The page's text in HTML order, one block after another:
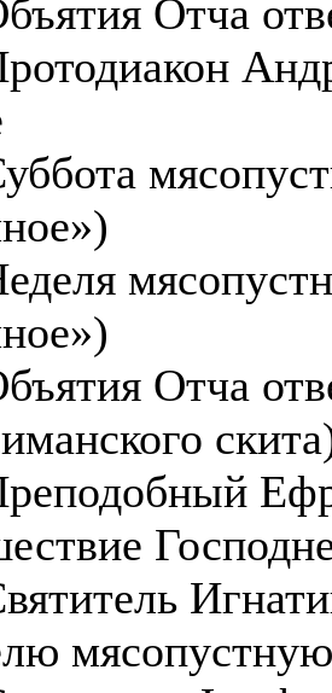
Отча
Отча
мясопустную